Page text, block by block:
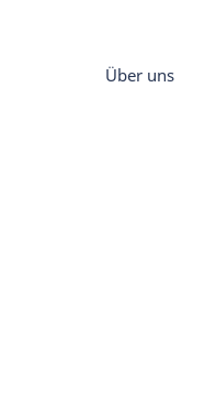
Über uns